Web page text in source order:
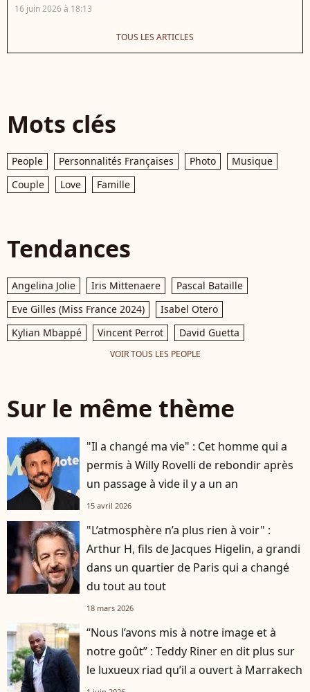
16 juin 2026 à 18:13
TOUS LES ARTICLES
Mots clés
People Personnalités Françaises Photo
Musique
Couple
Love Famille
Tendances
Angelina Jolie Iris Mittenaere
Pascal Bataille
Eve Gilles (Miss France 2024)
Isabel Otero
Kylian Mbappé
Vincent Perrot David Guetta
VOIR TOUS LES PEOPLE
Sur le même thème
"Il a changé ma vie" : Cet homme qui a
permis à Willy Rovelli de rebondir après
un passage à vide il y a un an
15 avril 2026
"L’atmosphère n’a plus rien à voir" :
Arthur H, fils de Jacques Higelin, a grandi
dans un quartier de Paris qui a changé
du tout au tout
18 mars 2026
“Nous l’avons mis à notre image et à
notre goût” : Teddy Riner en dit plus sur
le luxueux riad qu’il a ouvert à Marrakech